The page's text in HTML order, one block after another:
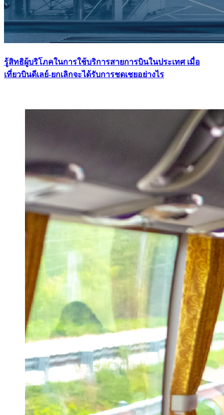
รู้สิทธิผู้บริโภคในการใช้บริการสายการบินในประเทศ เมื่อ
เที่ยวบินดีเลย์-ยกเลิกจะได้รับการชดเชยอย่างไร